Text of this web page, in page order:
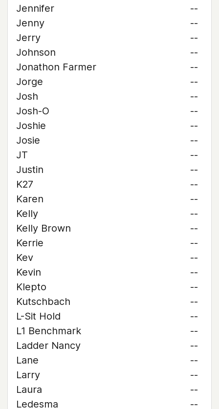
Jennifer
--
Jenny
--
Jerry
--
Johnson
--
Jonathon Farmer
--
Jorge
--
Josh
--
Josh-O
--
Joshie
--
Josie
--
JT
--
Justin
--
K27
--
Karen
--
Kelly
--
Kelly Brown
--
Kerrie
--
Kev
--
Kevin
--
Klepto
--
Kutschbach
--
L-Sit Hold
--
L1 Benchmark
--
Ladder Nancy
--
Lane
--
Larry
--
Laura
--
Ledesma
--